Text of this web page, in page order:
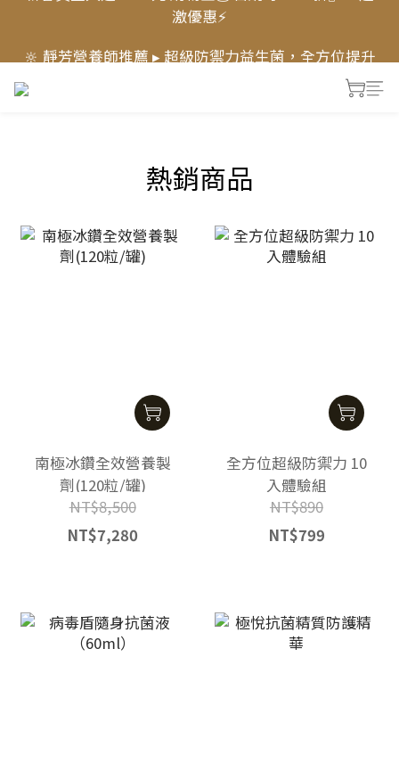
新會員登入送 1000元 購物金💰 首購 享『68折』，超
防護力 💪🏻
新會員登入送 1000元 購物金💰 首購 享『68折』，超
激優惠⚡
熱銷商品
南極冰鑽全效營養製
劑(120粒/罐)
NT$8,500
NT$7,280
全方位超級防禦力 10
入體驗組
NT$890
NT$799